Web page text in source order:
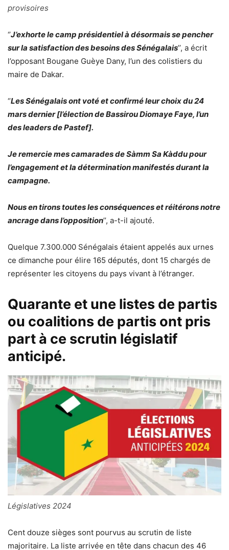
provisoires
‘’J’exhorte le camp présidentiel à désormais se pencher
sur la satisfaction des besoins des Sénégalais’’, a écrit
l’opposant Bougane Guèye Dany, l’un des colistiers du
maire de Dakar.
‘’Les Sénégalais ont voté et confirmé leur choix du 24
mars dernier [l’élection de Bassirou Diomaye Faye, l’un
des leaders de Pastef].
Je remercie mes camarades de Sàmm Sa Kàddu pour
l’engagement et la détermination manifestés durant la
campagne.
Nous en tirons toutes les conséquences et réitérons notre
ancrage dans l’opposition’’, a-t-il ajouté.
Quelque 7.300.000 Sénégalais étaient appelés aux urnes
ce dimanche pour élire 165 députés, dont 15 chargés de
représenter les citoyens du pays vivant à l’étranger.
Quarante et une listes de partis
ou coalitions de partis ont pris
part à ce scrutin législatif
anticipé.
Législatives 2024
Cent douze sièges sont pourvus au scrutin de liste
majoritaire. La liste arrivée en tête dans chacun des 46